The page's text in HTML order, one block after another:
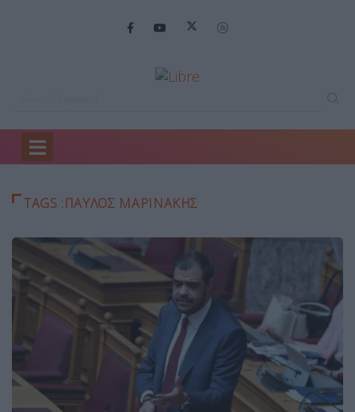
Home
TAGS :ΠΑΎΛΟΣ ΜΑΡΙΝΆΚΗΣ